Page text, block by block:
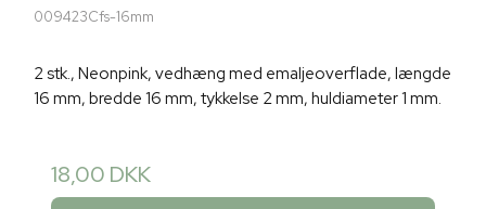
009423Cfs-16mm
2 stk., Neonpink, vedhæng med emaljeoverflade, længde
16 mm, bredde 16 mm, tykkelse 2 mm, huldiameter 1 mm.
18,00 DKK